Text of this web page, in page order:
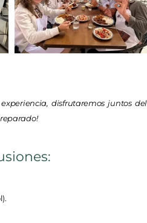
disfrutaremos juntos del